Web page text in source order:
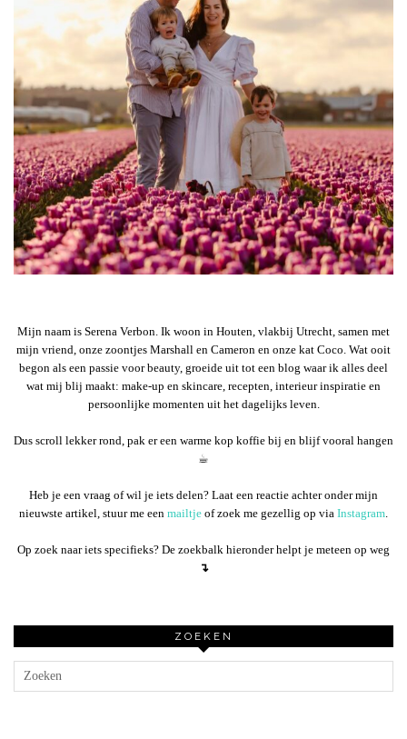
Mijn naam is Serena Verbon. Ik woon in Houten, vlakbij Utrecht, samen met
mijn vriend, onze zoontjes Marshall en Cameron en onze kat Coco. Wat ooit
begon als een passie voor beauty, groeide uit tot een blog waar ik alles deel
wat mij blij maakt: make-up en skincare, recepten, interieur inspiratie en
persoonlijke momenten uit het dagelijks leven.
Dus scroll lekker rond, pak er een warme kop koffie bij en blijf vooral hangen
☕︎
Heb je een vraag of wil je iets delen? Laat een reactie achter onder mijn
nieuwste artikel, stuur me een mailtje of zoek me gezellig op via Instagram
Op zoek naar iets specifieks? De zoekbalk hieronder helpt je meteen op weg
↴
ZOEKEN